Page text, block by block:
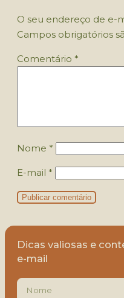
O seu endereço de e-
Campos obrigatórios
Comentário *
Nome *
E-mail *
Dicas valiosas e
e-mail